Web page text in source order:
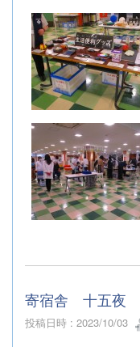
寄宿舎 十五夜
投稿日時 : 2023/10/03